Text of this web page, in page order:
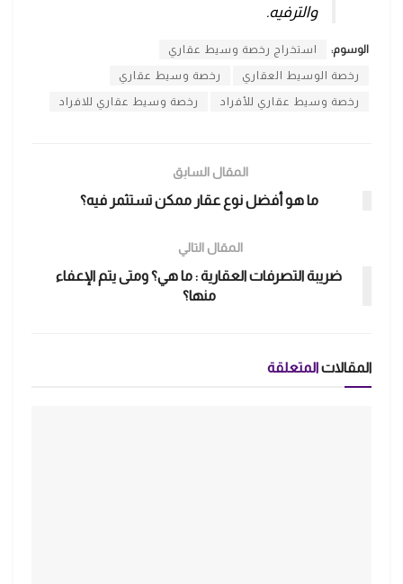
والترفيه.
الوسوم: استخراج رخصة وسيط عقاري
رخصة الوسيط العقاري رخصة وسيط عقاري
رخصة وسيط عقاري للأفراد رخصة وسيط عقاري للافراد
المقال السابق
ما هو أفضل نوع عقار ممكن تستثمر فيه؟
المقال التالي
ضريبة التصرفات العقارية : ما هي؟ ومتى يتم الإعفاء
منها؟
المقالاتالمتعلقة